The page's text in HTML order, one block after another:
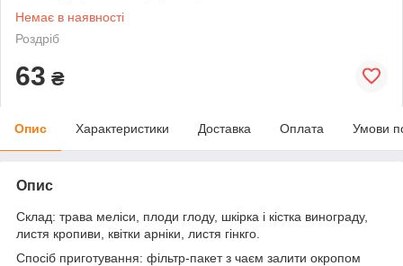
Немає в наявності
Роздріб
63 ₴
Опис Характеристики Доставка Оплата Умови
Опис
Склад: трава меліси, плоди глоду, шкірка і кістка винограду,
листя кропиви, квітки арніки, листя гінкго.
Спосіб приготування: фільтр-пакет з чаєм залити окропом